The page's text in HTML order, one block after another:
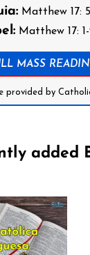
Matthew 17: 5
Matthew 17:
MASS
provided by
added